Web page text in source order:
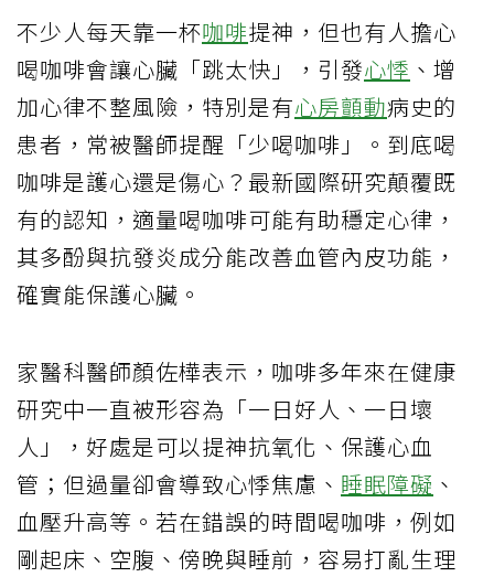
不少人每天靠一杯咖啡提神，但也有人擔心
喝咖啡會讓心臟「跳太快」，引發心悸 、增
加心律不整風險，特別是有心房顫動病史的
患者，常被醫師提醒「少喝咖啡」。到底喝
咖啡是護心還是傷心？最新國際研究顛覆既
有的認知，適量喝咖啡可能有助穩定心律，
其多酚與抗發炎成分能改善血管內皮功能，
確實能保護心臟。
家醫科醫師顏佐樺表示，咖啡多年來在健康
研究中一直被形容為「一日好人、一日壞
人」，好處是可以提神抗氧化、保護心血
管；但過量卻會導致心悸焦慮、 睡眠障礙 、
血壓升高等。若在錯誤的時間喝咖啡，例如
剛起床、空腹、傍晚與睡前，容易打亂生理